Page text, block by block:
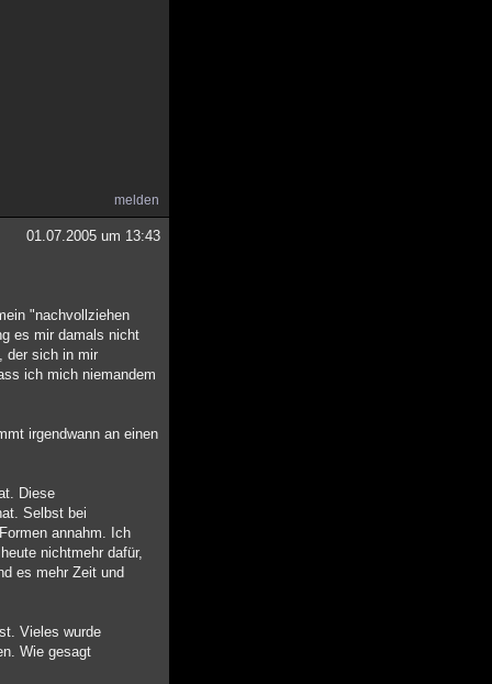
melden
01.07.2005 um 13:43
"nachvollziehen
es mir damals nicht
der sich in mir
ich mich niemandem
irgendwann an einen
Diese
Selbst bei
annahm. Ich
nichtmehr dafür,
es mehr Zeit und
Vieles wurde
Wie gesagt